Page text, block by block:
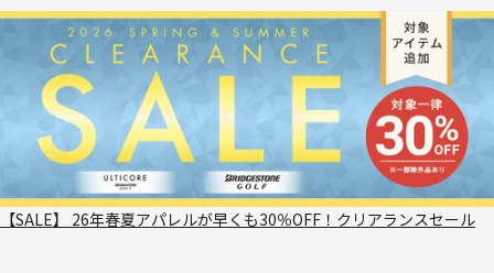
【SALE】 26年春夏アパレルが早くも30％OFF！クリアランスセール